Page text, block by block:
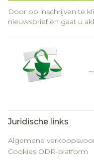
Door op inschrijven te
nieuwsbrief en gaat u
Juridische links
Algemene
Cookies ODR-platform